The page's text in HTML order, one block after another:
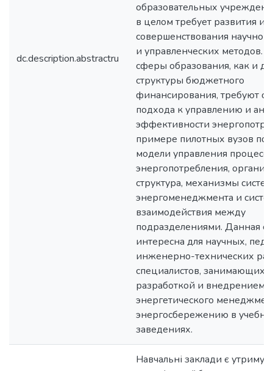
dc.description.abstractru
образовательных
в целом требует развития и
совершенствования научно-
и управленческих методов.
сферы образования, как и
структуры бюджетного
финансирования, требуют
подхода к управлению и
эффективности
примере пилотных вузов
модели управления
энергопотребления,
структура, механизмы
энергоменеджмента и
взаимодействия между
подразделениями. Данная
интересна для научных,
инженерно-технических
специалистов,
разработкой и внедрением
энергетического
энергосбережению в
заведениях.
Навчальні заклади є